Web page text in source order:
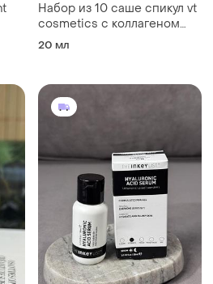
Набор из 10 саше спикул vt
cosmetics с коллагеном
shot 100
20 мл